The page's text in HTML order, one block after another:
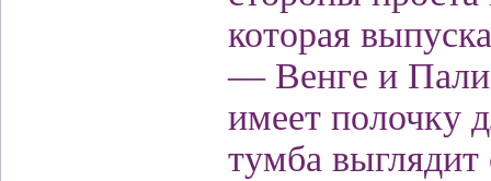
которая
— Венге и
имеет полочку
тумба выглядит